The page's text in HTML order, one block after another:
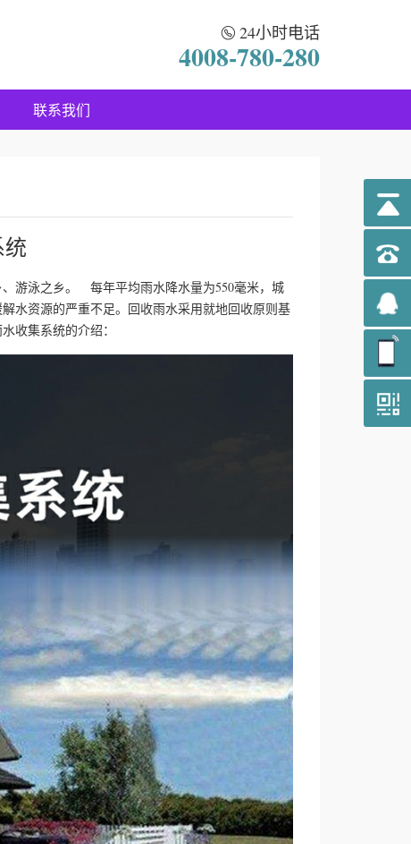
24小时电话
4008-780-280
联系我们
游泳之乡。 每年平均雨水降水量为550毫米，城
水资源的严重不足。回收雨水采用就地回收原则基
收集系统的介绍：